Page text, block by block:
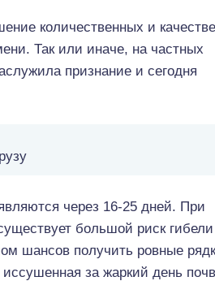
количественных и
Так или иначе, на частных
признание и сегодня
через 16-25 дней. При
большой риск гибели
шансов получить ровные
за жаркий день